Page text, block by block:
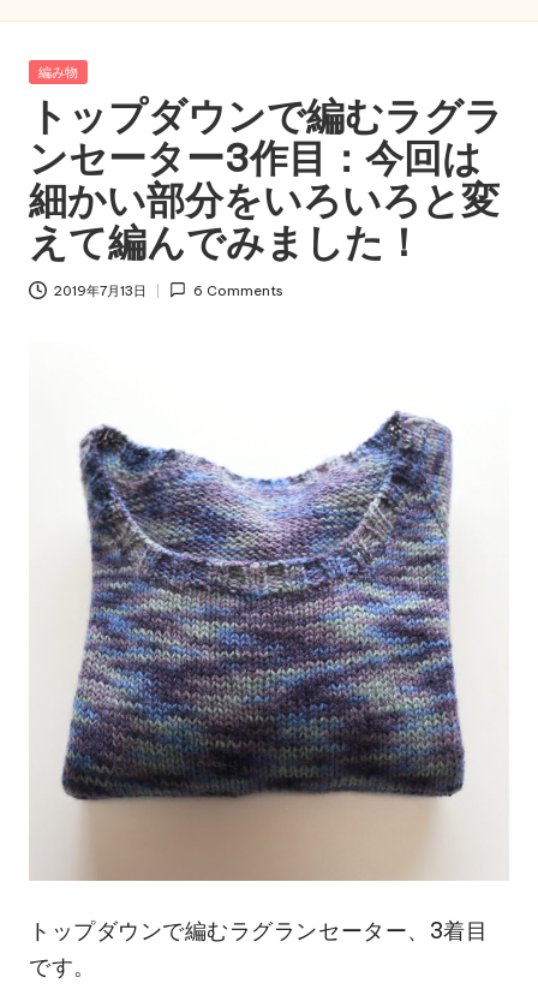
Posted
編み物
トップダウンで編むラグラ
ンセーター3作目：今回は
細かい部分をいろいろと変
えて編んでみました！
2019年7月13日 6 Comments
トップダウンで編むラグランセーター、3着目
です。